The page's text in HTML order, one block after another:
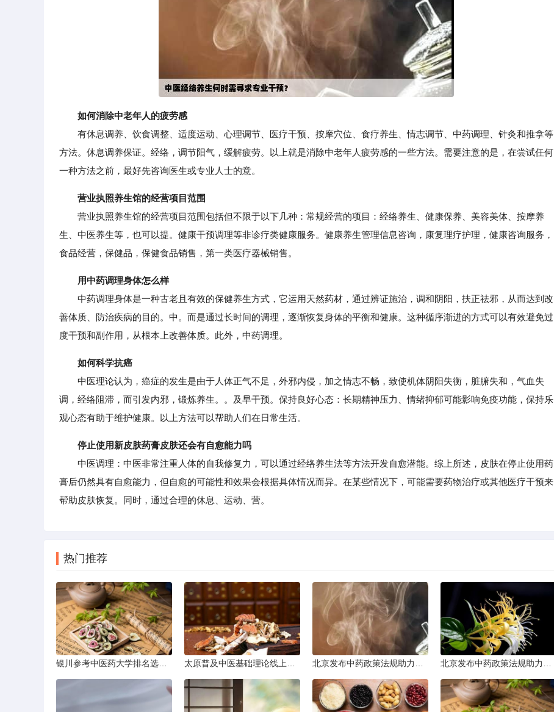
如何消除中老年人的疲劳感
有休息调养、饮食调整、适度运动、心理调节、医疗干预、按摩穴位、食疗养生、情志调节、中药调理、针灸和推拿等
方法。休息调养保证。经络，调节阳气，缓解疲劳。以上就是消除中老年人疲劳感的一些方法。需要注意的是，在尝试任何
一种方法之前，最好先咨询医生或专业人士的意。
营业执照养生馆的经营项目范围
营业执照养生馆的经营项目范围包括但不限于以下几种：常规经营的项目：经络养生、健康保养、美容美体、按摩养
生、中医养生等，也可以提。健康干预调理等非诊疗类健康服务。健康养生管理信息咨询，康复理疗护理，健康咨询服务，
食品经营，保健品，保健食品销售，第一类医疗器械销售。
用中药调理身体怎么样
中药调理身体是一种古老且有效的保健养生方式，它运用天然药材，通过辨证施治，调和阴阳，扶正祛邪，从而达到改
善体质、防治疾病的目的。中。而是通过长时间的调理，逐渐恢复身体的平衡和健康。这种循序渐进的方式可以有效避免过
度干预和副作用，从根本上改善体质。此外，中药调理。
如何科学抗癌
中医理论认为，癌症的发生是由于人体正气不足，外邪内侵，加之情志不畅，致使机体阴阳失衡，脏腑失和，气血失
调，经络阻滞，而引发内邪，锻炼养生。。及早干预。保持良好心态：长期精神压力、情绪抑郁可能影响免疫功能，保持乐
观心态有助于维护健康。以上方法可以帮助人们在日常生活。
停止使用新皮肤药膏皮肤还会有自愈能力吗
中医调理：中医非常注重人体的自我修复力，可以通过经络养生法等方法开发自愈潜能。综上所述，皮肤在停止使用药
膏后仍然具有自愈能力，但自愈的可能性和效果会根据具体情况而异。在某些情况下，可能需要药物治疗或其他医疗干预来
帮助皮肤恢复。同时，通过合理的休息、运动、营。
热门推荐